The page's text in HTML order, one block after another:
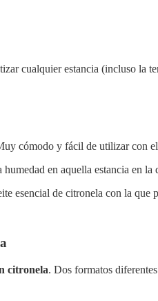
cualquier estancia (incluso la
cómodo y fácil de utilizar con
en aquella estancia en la
esencial de citronela con la que
citronela. Dos formatos